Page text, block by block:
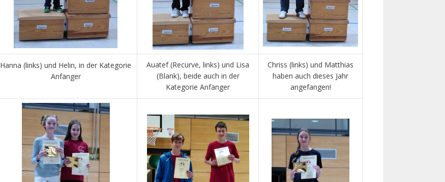
Hanna (links) und Helin, in der Kategorie
Anfänger
Auatef (Recurve, links) und Lisa
(Blank), beide auch in der
Kategorie Anfänger
Chriss (links) und Matthias
haben auch dieses Jahr
angefangen!